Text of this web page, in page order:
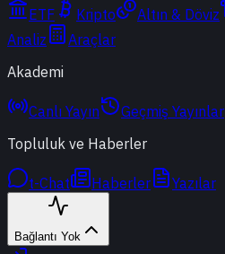
ETF
Kripto Altın & Döviz
Analiz
Araçlar
Akademi
Canlı Yayın Geçmiş Yayınlar
Topluluk ve Haberler
t-Chat Haberler Yazılar
Bağlantı Yok